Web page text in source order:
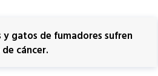
y gatos de fumadores sufren
cáncer.